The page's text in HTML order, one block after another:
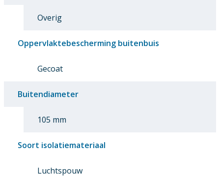
Overig
Oppervlaktebescherming buitenbuis
Gecoat
Buitendiameter
105 mm
Soort isolatiemateriaal
Luchtspouw